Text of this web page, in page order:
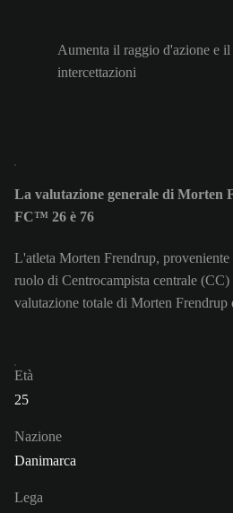
Aumenta il raggio d'azione e il
intercettazioni
La valutazione generale di Morten
FC™ 26 è 76
L'atleta Morten Frendrup,
ruolo di Centrocampista centrale
valutazione totale di Morten Frendrup
Età
25
Nazione
Danimarca
Lega